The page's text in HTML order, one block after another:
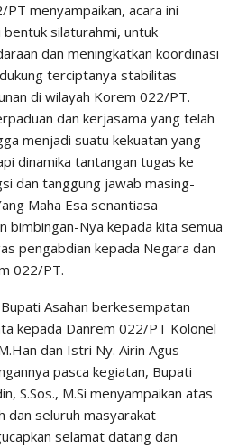
menyampaikan, acara ini
silaturahmi, untuk
dan meningkatkan koordinasi
terciptanya stabilitas
di wilayah Korem 022/PT.
dan kerjasama yang telah
menjadi suatu kekuatan yang
dinamika tantangan tugas ke
dan tanggung jawab masing-
Maha Esa senantiasa
bimbingan-Nya kepada kita semua
pengabdian kepada Negara dan
022/PT.
Asahan berkesempatan
kepada Danrem 022/PT Kolonel
dan Istri Ny. Airin Agus
pasca kegiatan, Bupati
S.Sos., M.Si menyampaikan atas
dan seluruh masyarakat
selamat datang dan